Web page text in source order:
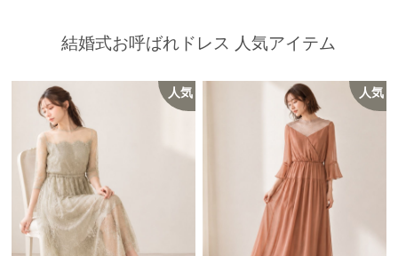
結婚式お呼ばれドレス 人気アイテム
人気 人気